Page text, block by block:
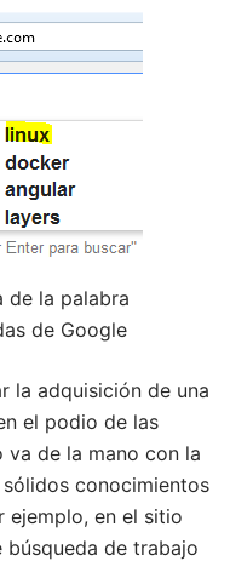
de la palabra
de Google
la adquisición de una
el podio de las
va de la mano con la
conocimientos
ejemplo, en el sitio
de trabajo